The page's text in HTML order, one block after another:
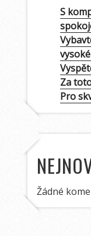
S
Za
Pro
Žádné